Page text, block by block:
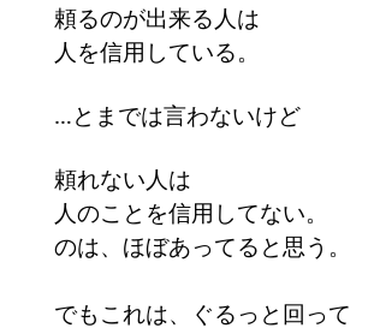
頼るのが出来る人は
人を信用している。
…とまでは言わないけど
頼れない人は
人のことを信用してない。
のは、ほぼあってると思う。
でもこれは、ぐるっと回って